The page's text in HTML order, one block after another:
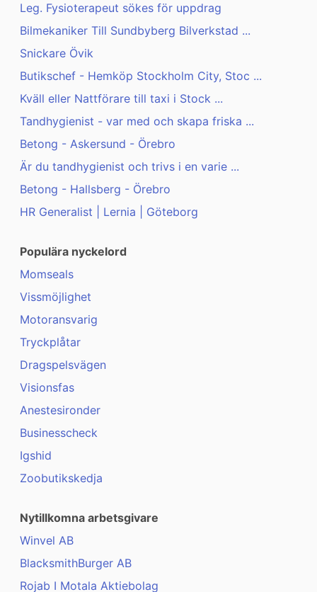
Leg. Fysioterapeut sökes för uppdrag
Bilmekaniker Till Sundbyberg Bilverkstad ...
Snickare Övik
Butikschef - Hemköp Stockholm City, Stoc ...
Kväll eller Nattförare till taxi i Stock ...
Tandhygienist - var med och skapa friska ...
Betong - Askersund - Örebro
Är du tandhygienist och trivs i en varie ...
Betong - Hallsberg - Örebro
HR Generalist | Lernia | Göteborg
Populära nyckelord
Momseals
Vissmöjlighet
Motoransvarig
Tryckplåtar
Dragspelsvägen
Visionsfas
Anestesironder
Businesscheck
Igshid
Zoobutikskedja
Nytillkomna arbetsgivare
Winvel AB
BlacksmithBurger AB
Rojab I Motala Aktiebolag